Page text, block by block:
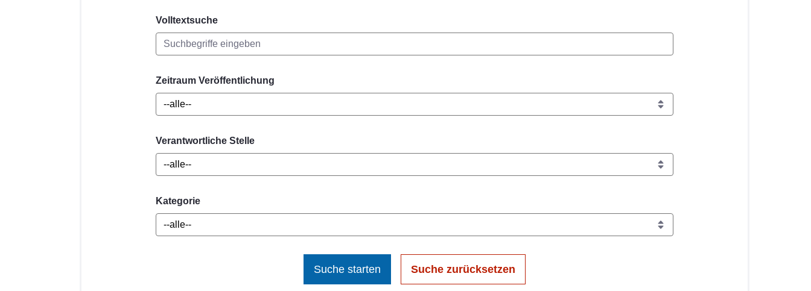
Volltextsuche
Zeitraum Veröffentlichung
Verantwortliche Stelle
Kategorie
Suche starten Suche zurücksetzen